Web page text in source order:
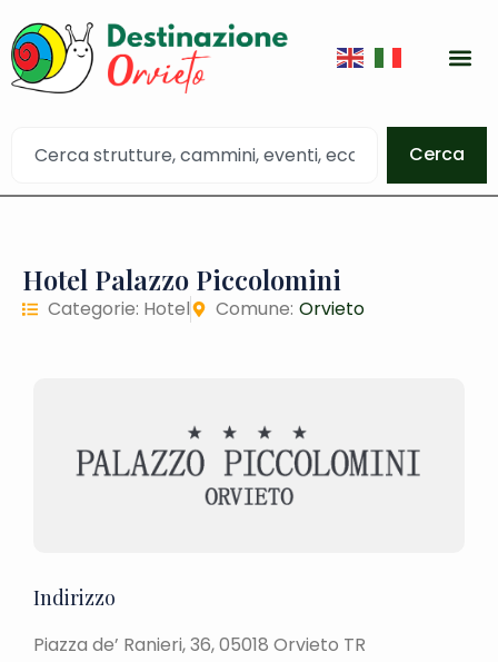
Cerca
Hotel Palazzo Piccolomini
Categorie: Hotel Comune: Orvieto
Indirizzo
Piazza de’ Ranieri, 36, 05018 Orvieto TR